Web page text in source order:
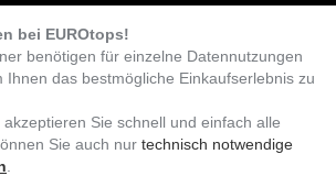
bei EUROtops!
benötigen für einzelne Datennutzungen
Ihnen das bestmögliche Einkaufserlebnis zu
akzeptieren Sie schnell und einfach alle
Sie auch nur technisch notwendige